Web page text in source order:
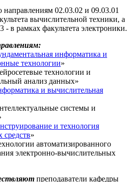
направлениям 02.03.02 и 09.03.01
вычислительной техники, а
в рамках факультета электроники.
информатика и
технологии»
технологии и
анализ данных»
и вычислительная
системы и
и технология
средств»
автоматизированного
электронно-вычислительных
преподаватели кафедры